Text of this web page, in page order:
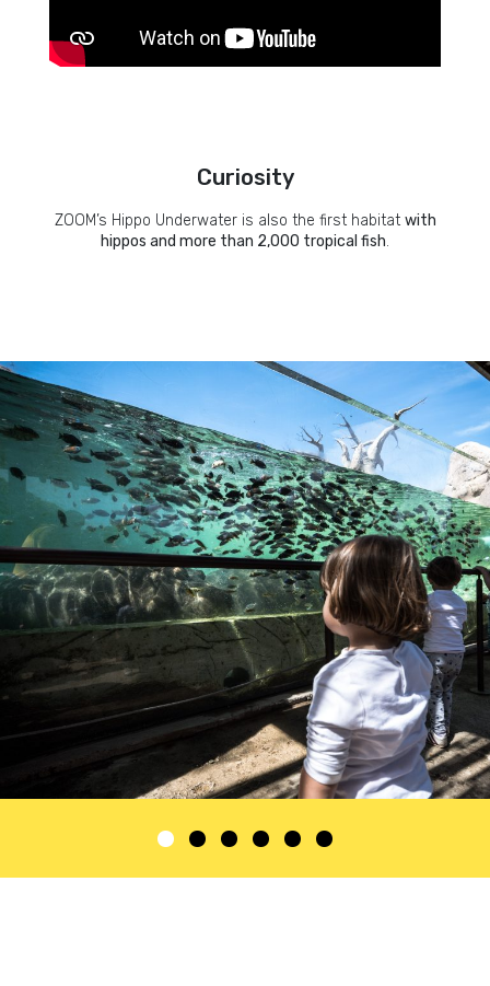
Curiosity
ZOOM’s Hippo Underwater is also the first habitat with
hippos and more than 2,000 tropical fish.